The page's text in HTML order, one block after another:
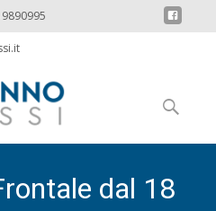
to
content
Ricerca
dal 18